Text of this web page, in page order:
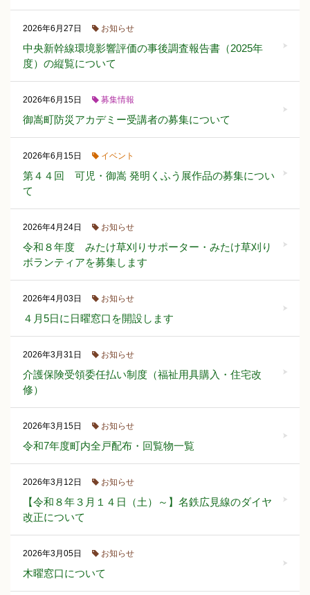
2026年6月27日 お知らせ
中央新幹線環境影響評価の事後調査報告書（2025年
度）の縦覧について
2026年6月15日 募集情報
御嵩町防災アカデミー受講者の募集について
2026年6月15日 イベント
第４４回 可児・御嵩 発明くふう展作品の募集につい
て
2026年4月24日 お知らせ
令和８年度 みたけ草刈りサポーター・みたけ草刈り
ボランティアを募集します
2026年4月03日 お知らせ
４月5日に日曜窓口を開設します
2026年3月31日 お知らせ
介護保険受領委任払い制度（福祉用具購入・住宅改
修）
2026年3月15日 お知らせ
令和7年度町内全戸配布・回覧物一覧
2026年3月12日 お知らせ
【令和８年３月１４日（土）～】名鉄広見線のダイヤ
改正について
2026年3月05日 お知らせ
木曜窓口について